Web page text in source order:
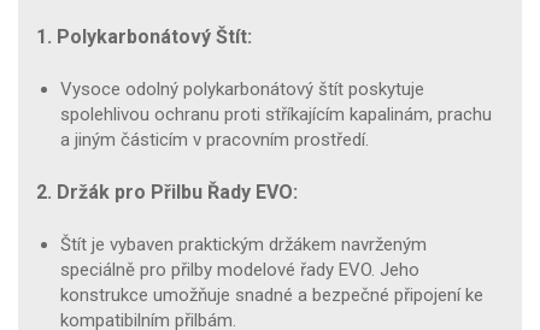
1. Polykarbonátový Štít:
Vysoce odolný polykarbonátový štít poskytuje
spolehlivou ochranu proti stříkajícím kapalinám, prachu
a jiným částicím v pracovním prostředí.
2. Držák pro Přilbu Řady EVO:
Štít je vybaven praktickým držákem navrženým
speciálně pro přilby modelové řady EVO. Jeho
konstrukce umožňuje snadné a bezpečné připojení ke
kompatibilním přilbám.